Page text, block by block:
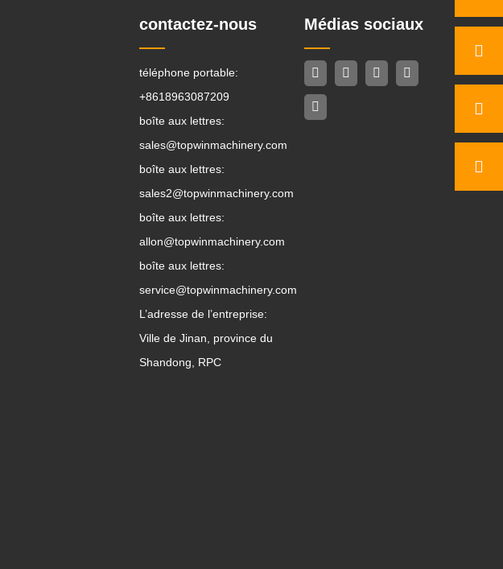
contactez-nous
téléphone portable:
+8618963087209
boîte aux lettres:
sales@topwinmachinery.com
boîte aux lettres:
sales2@topwinmachinery.com
boîte aux lettres:
allon@topwinmachinery.com
boîte aux lettres:
service@topwinmachinery.com
L’adresse de l’entreprise:
Ville de Jinan, province du
Shandong, RPC
Médias sociaux